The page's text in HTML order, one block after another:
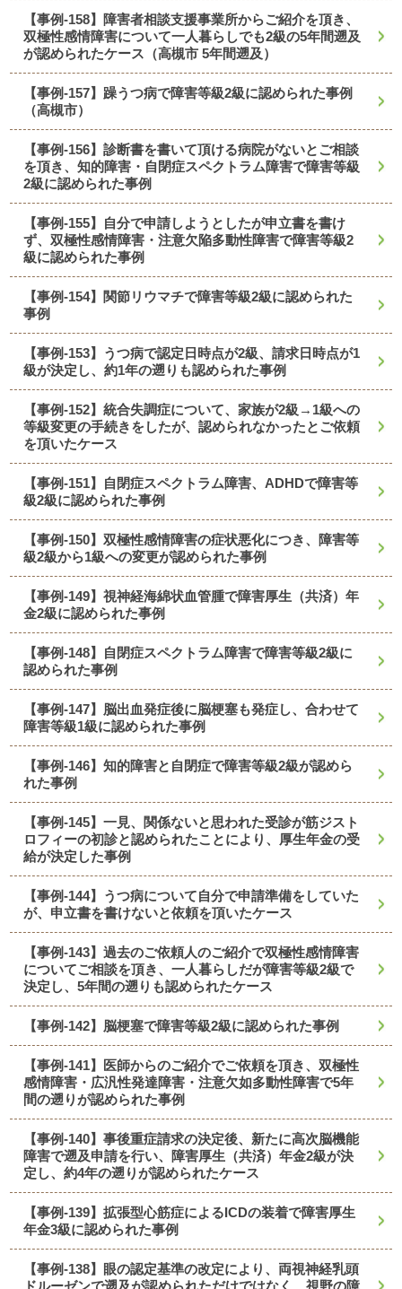
【事例-158】障害者相談支援事業所からご紹介を頂き、
双極性感情障害について一人暮らしでも2級の5年間遡及
が認められたケース（高槻市 5年間遡及）
【事例-157】躁うつ病で障害等級2級に認められた事例
（高槻市）
【事例-156】診断書を書いて頂ける病院がないとご相談
を頂き、知的障害・自閉症スペクトラム障害で障害等級
2級に認められた事例
【事例-155】自分で申請しようとしたが申立書を書け
ず、双極性感情障害・注意欠陥多動性障害で障害等級2
級に認められた事例
【事例-154】関節リウマチで障害等級2級に認められた
事例
【事例-153】うつ病で認定日時点が2級、請求日時点が1
級が決定し、約1年の遡りも認められた事例
【事例-152】統合失調症について、家族が2級→1級への
等級変更の手続きをしたが、認められなかったとご依頼
を頂いたケース
【事例-151】自閉症スペクトラム障害、ADHDで障害等
級2級に認められた事例
【事例-150】双極性感情障害の症状悪化につき、障害等
級2級から1級への変更が認められた事例
【事例-149】視神経海綿状血管腫で障害厚生（共済）年
金2級に認められた事例
【事例-148】自閉症スペクトラム障害で障害等級2級に
認められた事例
【事例-147】脳出血発症後に脳梗塞も発症し、合わせて
障害等級1級に認められた事例
【事例-146】知的障害と自閉症で障害等級2級が認めら
れた事例
【事例-145】一見、関係ないと思われた受診が筋ジスト
ロフィーの初診と認められたことにより、厚生年金の受
給が決定した事例
【事例-144】うつ病について自分で申請準備をしていた
が、申立書を書けないと依頼を頂いたケース
【事例-143】過去のご依頼人のご紹介で双極性感情障害
についてご相談を頂き、一人暮らしだが障害等級2級で
決定し、5年間の遡りも認められたケース
【事例-142】脳梗塞で障害等級2級に認められた事例
【事例-141】医師からのご紹介でご依頼を頂き、双極性
感情障害・広汎性発達障害・注意欠如多動性障害で5年
間の遡りが認められた事例
【事例-140】事後重症請求の決定後、新たに高次脳機能
障害で遡及申請を行い、障害厚生（共済）年金2級が決
定し、約4年の遡りが認められたケース
【事例-139】拡張型心筋症によるICDの装着で障害厚生
年金3級に認められた事例
【事例-138】眼の認定基準の改定により、両視神経乳頭